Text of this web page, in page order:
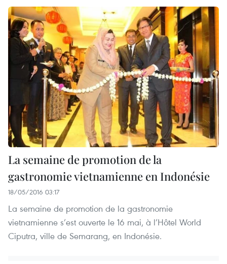
La semaine de promotion de la
gastronomie vietnamienne en Indonésie
18/05/2016 03:17
La semaine de promotion de la gastronomie
vietnamienne s’est ouverte le 16 mai, à l’Hôtel World
Ciputra, ville de Semarang, en Indonésie.